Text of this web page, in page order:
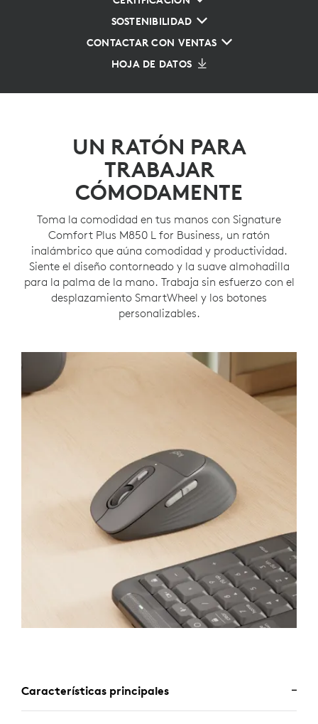
SOSTENIBILIDAD
CONTACTAR CON VENTAS
HOJA DE DATOS
UN RATÓN PARA
TRABAJAR
CÓMODAMENTE
Toma la comodidad en tus manos con Signature
Comfort Plus M850 L for Business, un ratón
inalámbrico que aúna comodidad y productividad.
Siente el diseño contorneado y la suave almohadilla
para la palma de la mano. Trabaja sin esfuerzo con el
desplazamiento SmartWheel y los botones
personalizables.
Características principales